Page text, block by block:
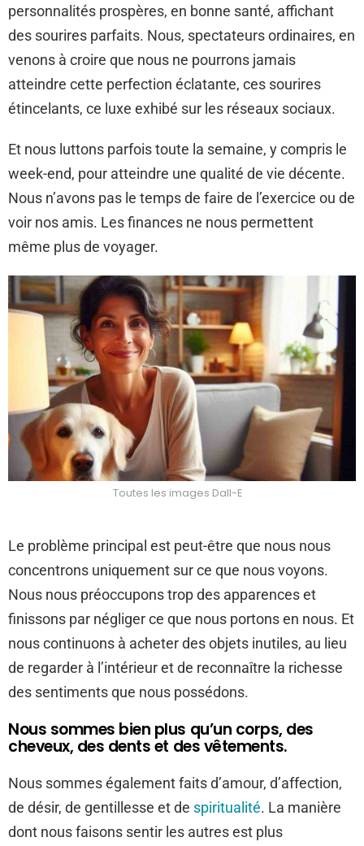
personnalités prospères, en bonne santé, affichant
des sourires parfaits. Nous, spectateurs ordinaires, en
venons à croire que nous ne pourrons jamais
atteindre cette perfection éclatante, ces sourires
étincelants, ce luxe exhibé sur les réseaux sociaux.
Et nous luttons parfois toute la semaine, y compris le
week-end, pour atteindre une qualité de vie décente.
Nous n’avons pas le temps de faire de l’exercice ou de
voir nos amis. Les finances ne nous permettent
même plus de voyager.
Toutes les images Dall-E
Le problème principal est peut-être que nous nous
concentrons uniquement sur ce que nous voyons.
Nous nous préoccupons trop des apparences et
finissons par négliger ce que nous portons en nous. Et
nous continuons à acheter des objets inutiles, au lieu
de regarder à l’intérieur et de reconnaître la richesse
des sentiments que nous possédons.
Nous sommes bien plus qu’un corps, des
cheveux, des dents et des vêtements.
Nous sommes également faits d’amour, d’affection,
de désir, de gentillesse et de spiritualité. La manière
dont nous faisons sentir les autres est plus